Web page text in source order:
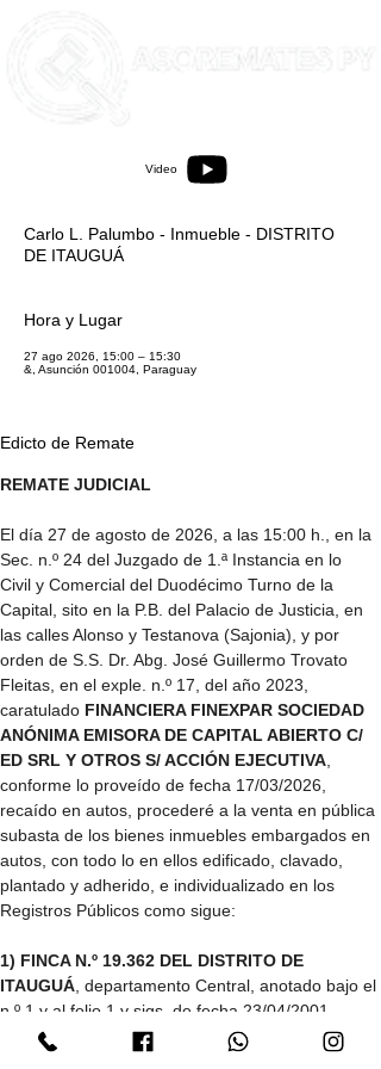
Video
Carlo L. Palumbo - Inmueble - DISTRITO
DE ITAUGUÁ
Hora y Lugar
27 ago 2026, 15:00 – 15:30
&, Asunción 001004, Paraguay
Edicto de Remate
REMATE JUDICIAL
El día 27 de agosto de 2026, a las 15:00 h., en la
Sec. n.º 24 del Juzgado de 1.ª Instancia en lo
Civil y Comercial del Duodécimo Turno de la
Capital, sito en la P.B. del Palacio de Justicia, en
las calles Alonso y Testanova (Sajonia), y por
orden de S.S. Dr. Abg. José Guillermo Trovato
Fleitas, en el exple. n.º 17, del año 2023,
caratulado FINANCIERA FINEXPAR SOCIEDAD
ANÓNIMA EMISORA DE CAPITAL ABIERTO C/
ED SRL Y OTROS S/ ACCIÓN EJECUTIVA
conforme lo proveído de fecha 17/03/2026,
recaído en autos, procederé a la venta en pública
subasta de los bienes inmuebles embargados en
autos, con todo lo en ellos edificado, clavado,
plantado y adherido, e individualizado en los
Registros Públicos como sigue:
1) FINCA N.º 19.362 DEL DISTRITO DE
ITAUGUÁ , departamento Central, anotado bajo el
n.º 1 y al folio 1 y sigs. de fecha 23/04/2001,…